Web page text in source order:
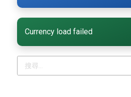
Currency load failed